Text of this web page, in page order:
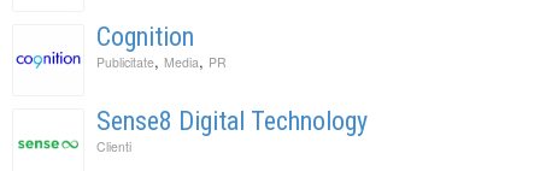
Cognition
Publicitate, Media, PR
Sense8 Digital Technology
Clienti